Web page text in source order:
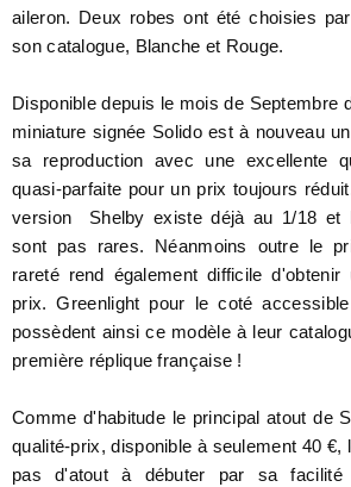
aileron. Deux robes ont été choisies
son catalogue, Blanche et Rouge.
Disponible depuis le mois de Septembre
miniature signée Solido est à nouveau
sa reproduction avec une excellente
quasi-parfaite pour un prix toujours
version Shelby existe déjà au 1/18 et
sont pas rares. Néanmoins outre le
rareté rend également difficile
prix. Greenlight pour le coté
possèdent ainsi ce modèle à leur
première réplique française !
Comme d'habitude le principal atout de
qualité-prix, disponible à seulement 40 €,
pas d'atout à débuter par sa facilité